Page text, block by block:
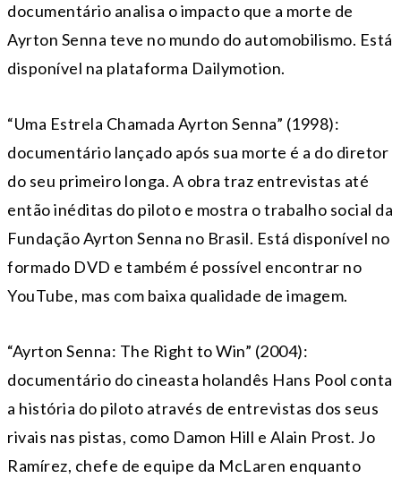
documentário analisa o impacto que a morte de
Ayrton Senna teve no mundo do automobilismo. Está
disponível na plataforma Dailymotion.
“Uma Estrela Chamada Ayrton Senna” (1998):
documentário lançado após sua morte é a do diretor
do seu primeiro longa. A obra traz entrevistas até
então inéditas do piloto e mostra o trabalho social da
Fundação Ayrton Senna no Brasil. Está disponível no
formado DVD e também é possível encontrar no
YouTube, mas com baixa qualidade de imagem.
“Ayrton Senna: The Right to Win” (2004):
documentário do cineasta holandês Hans Pool conta
a história do piloto através de entrevistas dos seus
rivais nas pistas, como Damon Hill e Alain Prost. Jo
Ramírez, chefe de equipe da McLaren enquanto